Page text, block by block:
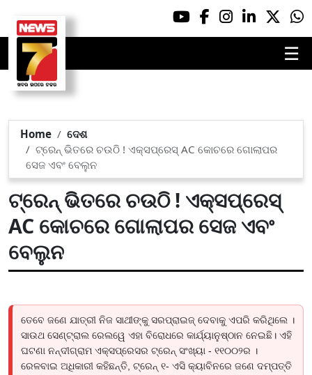
☰
Home
ଦେଶ
ଟ୍ରେନ୍ ଭିତରେ ଚଉଠି ! ଏକ୍ସପ୍ରେସ୍ AC କୋଚରେ ଗୋଲାପର
ସେଜ ଏବଂ ବେଲୁନ
ଟ୍ରେନ୍ ଭିତରେ ଚଉଠି ! ଏକ୍ସପ୍ରେସ୍
AC କୋଚରେ ଗୋଲାପର ସେଜ ଏବଂ
ବେଲୁନ
ତେବେ ଜଣେ ଯାତ୍ରୀ ନିଜ ସାଥୀଙ୍କୁ ସରପ୍ରାଇଜ୍ ଦେବାକୁ ଏପରି କରିଥିଲେ ।
ସାଉଥ ସେଣ୍ଟ୍ରାଲ ରେଲୱେ ଏହା ବିରୋଧରେ କାର୍ଯ୍ୟାନୁଷ୍ଠାନ ନେଇଛି। ଏହି
ଘଟଣା ନନ୍ଦୀଗ୍ରାମ ଏକ୍ସପ୍ରେସର ଟ୍ରେନ୍ ସଂଖ୍ୟା - ୧୧୦୦୨ର ।
ରେଳବାଇ ଅଧିକାରୀ କହିଛନ୍ତି, ଟ୍ରେନ୍ ୧- ଏସି କ୍ୟାବିନରେ ଜଣେ ଦମ୍ପତ୍ତି